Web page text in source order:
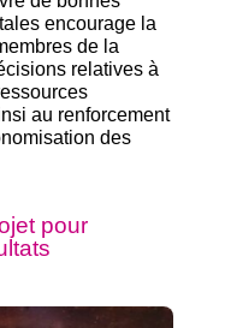
encourage la
de la
relatives à
au renforcement
des
pour